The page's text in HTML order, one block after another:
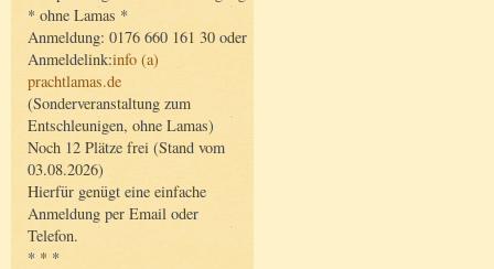
* ohne Lamas *
Anmeldung: 0176 660 161 30 oder
Anmeldelink:info (a)
prachtlamas.de
(Sonderveranstaltung zum
Entschleunigen, ohne Lamas)
Noch 12 Plätze frei (Stand vom
03.08.2026)
Hierfür genügt eine einfache
Anmeldung per Email oder
Telefon.
* * *